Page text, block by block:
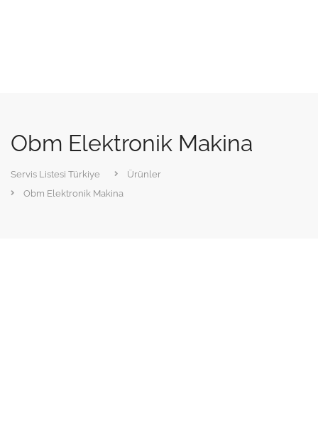
Obm Elektronik Makina
Servis Listesi Türkiye
Ürünler
Obm Elektronik Makina